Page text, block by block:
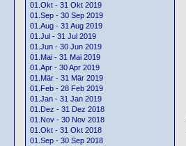
01.Okt - 31 Okt 2019
01.Sep - 30 Sep 2019
01.Aug - 31 Aug 2019
01.Jul - 31 Jul 2019
01.Jun - 30 Jun 2019
01.Mai - 31 Mai 2019
01.Apr - 30 Apr 2019
01.Mär - 31 Mär 2019
01.Feb - 28 Feb 2019
01.Jan - 31 Jan 2019
01.Dez - 31 Dez 2018
01.Nov - 30 Nov 2018
01.Okt - 31 Okt 2018
01.Sep - 30 Sep 2018